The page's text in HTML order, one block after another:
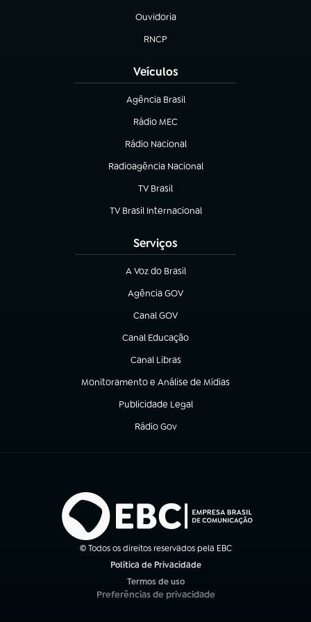
Ouvidoria
(abre em nova aba)
RNCP
(abre em nova aba)
Veículos
Agência Brasil
(abre em nova aba)
Rádio MEC
(abre em nova aba)
Rádio Nacional
Radioagência Nacional
(abre em nova aba)
TV Brasil
(abre em nova aba)
TV Brasil Internacional
(abre em nova aba)
Serviços
A Voz do Brasil
(abre em nova aba)
Agência GOV
(abre em nova aba)
Canal GOV
(abre em nova aba)
Canal Educação
(abre em nova aba)
Canal Libras
(abre em nova aba)
Monitoramento e Análise de Mídias
(abre em nova aba)
Publicidade Legal
(abre em nova aba)
Rádio Gov
(abre em nova aba)
© Todos os direitos reservados pela EBC
Política de Privacidade
Termos de uso
(abre em nova aba)
Preferências de privacidade